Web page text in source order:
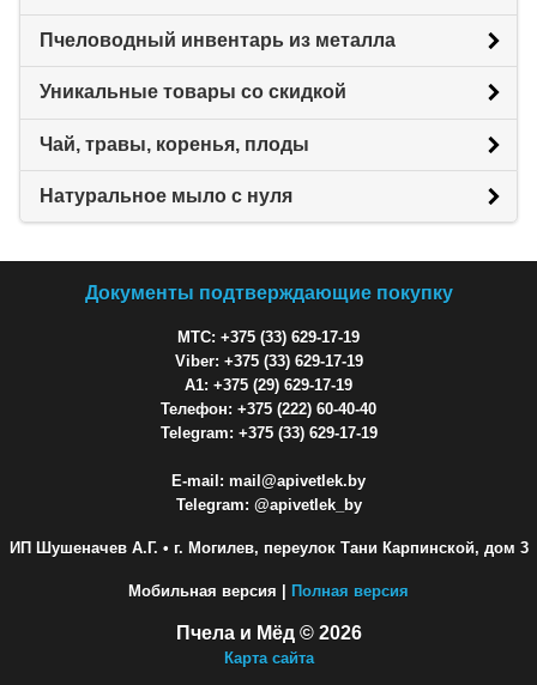
Пчеловодный инвентарь из металла
Уникальные товары со скидкой
Чай, травы, коренья, плоды
Натуральное мыло с нуля
Документы подтверждающие покупку
МТС: +375 (33) 629-17-19
Viber: +375 (33) 629-17-19
A1: +375 (29) 629-17-19
Телефон: +375 (222) 60-40-40
Telegram: +375 (33) 629-17-19
E-mail: mail@apivetlek.by
Telegram: @apivetlek_by
ИП Шушеначев А.Г. • г. Могилев, переулок Тани Карпинской, дом 3
Мобильная версия | Полная версия
Пчела и Мёд © 2026
Карта сайта